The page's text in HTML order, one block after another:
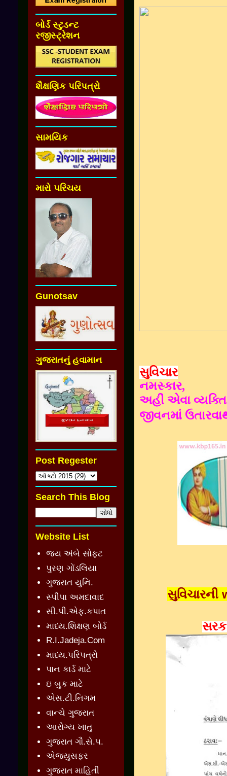
સુવિચાર
નમસ્કાર,
અહીં એવા
જીવનમાં
સુવિચારની
બોર્ડ સ્ટુડન્ટ
રજીસ્ટ્રેશન
શૈક્ષણિક પરિપત્રો
સામયિક
મારો પરિચય
Gunotsav
ગુજરાતનું હવામાન
Post Regester
Search This Blog
Website List
જય અંબે સોફ્ટ
પુરણ ગોંડલિયા
ગુજરાત યુનિ.
સ્પીપા અમદાવાદ
સી.પી.એફ.કપાત
માધ્ય.શિક્ષણ બોર્ડ
R.I.Jadeja.Com
માધ્ય.પરિપત્રો
પાન કાર્ડ માટે
ઇ બુક માટે
એસ.ટી.નિગમ
વાન્ચે ગુજરાત
આરોગ્ય ખાતુ
ગુજરાત ગૌ.સે.પ.
એજ્યુસફર
ગુજરાત માહિતી